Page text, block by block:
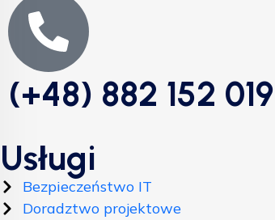
(+48) 882 152 019
Usługi
Bezpieczeństwo IT
Doradztwo projektowe